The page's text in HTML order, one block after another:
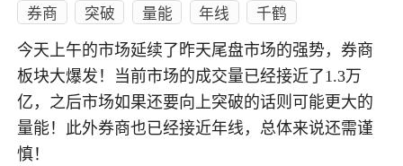
券商 突破 量能 年线 千鹤
今天上午的市场延续了昨天尾盘市场的强势，券商
板块大爆发！当前市场的成交量已经接近了1.3万
亿，之后市场如果还要向上突破的话则可能更大的
量能！此外券商也已经接近年线，总体来说还需谨
慎！